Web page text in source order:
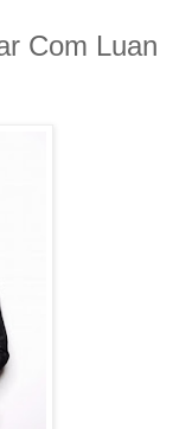
Com Luan